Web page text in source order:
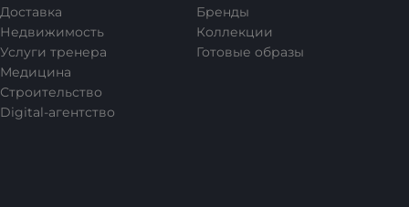
Доставка
Недвижимость
Услуги тренера
Медицина
Строительство
Digital-агентство
Бренды
Коллекции
Готовые образы